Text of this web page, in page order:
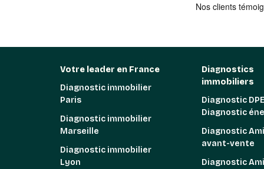
Votre leader en France
Diagnostic immobilier
Paris
Diagnostic immobilier
Marseille
Diagnostic immobilier
Lyon
Diagnostics
immobiliers
Diagnostic
Diagnostic
Diagnostic
avant-vente
Diagnostic